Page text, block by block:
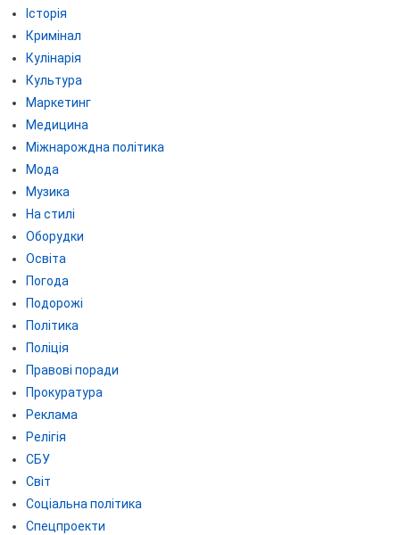
Історія
Кримінал
Кулінарія
Культура
Маркетинг
Медицина
Міжнарождна політика
Мода
Музика
На стилі
Оборудки
Освіта
Погода
Подорожі
Політика
Поліція
Правові поради
Прокуратура
Реклама
Релігія
СБУ
Світ
Соціальна політика
Спецпроекти